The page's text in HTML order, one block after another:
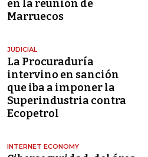
en la reunión de
Marruecos
JUDICIAL
La Procuraduría
intervino en sanción
que iba a imponer la
Superindustria contra
Ecopetrol
INTERNET ECONOMY